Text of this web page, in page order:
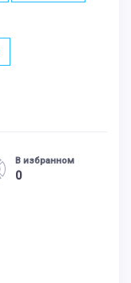
В избранном
0